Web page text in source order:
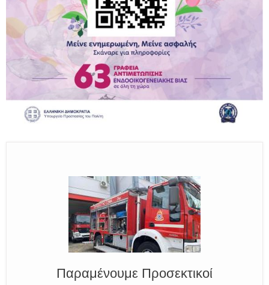
Ο Μύθος της Ξάνθης
Γνωρίζουμε τον Νέστο, την Ξάνθη και τον Κόσυνθο